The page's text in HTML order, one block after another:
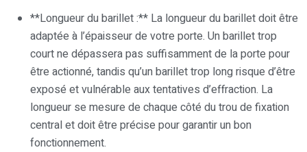
**Longueur du barillet :** La longueur du barillet doit être
adaptée à l’épaisseur de votre porte. Un barillet trop
court ne dépassera pas suffisamment de la porte pour
être actionné, tandis qu’un barillet trop long risque d’être
exposé et vulnérable aux tentatives d’effraction. La
longueur se mesure de chaque côté du trou de fixation
central et doit être précise pour garantir un bon
fonctionnement.